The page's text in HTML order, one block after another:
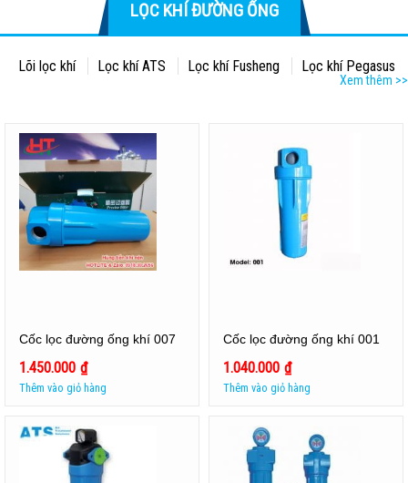
LỌC KHÍ ĐƯỜNG ỐNG
Lõi lọc khí Lọc khí ATS Lọc khí Fusheng Lọc khí Pegasus
Xem thêm >>
Cốc lọc đường ống khí 007
1.450.000 ₫
Thêm vào giỏ hàng
Cốc lọc đường ống khí 001
1.040.000 ₫
Thêm vào giỏ hàng